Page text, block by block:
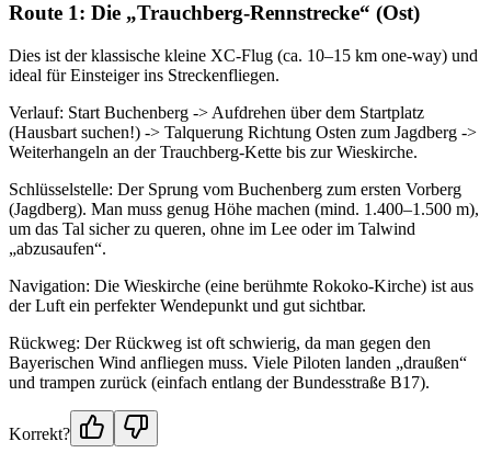
Route 1: Die „Trauchberg-Rennstrecke“ (Ost)
Dies ist der klassische kleine XC-Flug (ca. 10–15 km one-way) und
ideal für Einsteiger ins Streckenfliegen.
Verlauf: Start Buchenberg -> Aufdrehen über dem Startplatz
(Hausbart suchen!) -> Talquerung Richtung Osten zum Jagdberg ->
Weiterhangeln an der Trauchberg-Kette bis zur Wieskirche.
Schlüsselstelle: Der Sprung vom Buchenberg zum ersten Vorberg
(Jagdberg). Man muss genug Höhe machen (mind. 1.400–1.500 m),
um das Tal sicher zu queren, ohne im Lee oder im Talwind
„abzusaufen“.
Navigation: Die Wieskirche (eine berühmte Rokoko-Kirche) ist aus
der Luft ein perfekter Wendepunkt und gut sichtbar.
Rückweg: Der Rückweg ist oft schwierig, da man gegen den
Bayerischen Wind anfliegen muss. Viele Piloten landen „draußen“
und trampen zurück (einfach entlang der Bundesstraße B17).
Korrekt?